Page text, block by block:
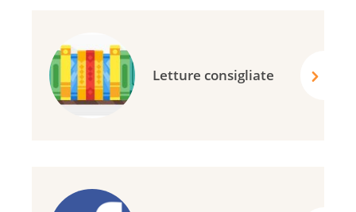
Letture consigliate